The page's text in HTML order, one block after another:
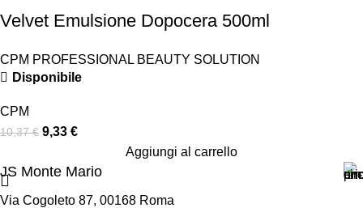
Velvet Emulsione Dopocera 500ml
CPM PROFESSIONAL BEAUTY SOLUTION
Disponibile
CPM
10,37€ 9,33 €
Aggiungi al carrello
JS Monte Mario
Via Cogoleto 87, 00168 Roma